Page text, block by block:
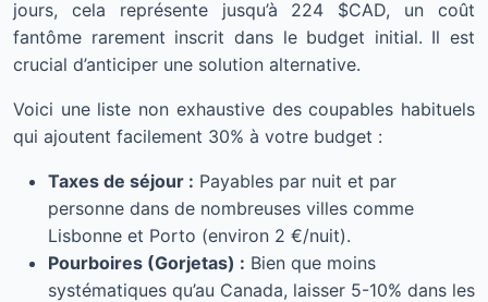
jours, cela représente jusqu’à 224 $CAD, un coût
fantôme rarement inscrit dans le budget initial. Il est
crucial d’anticiper une solution alternative.
Voici une liste non exhaustive des coupables habituels
qui ajoutent facilement 30% à votre budget :
Taxes de séjour : Payables par nuit et par
personne dans de nombreuses villes comme
Lisbonne et Porto (environ 2 €/nuit).
Pourboires (Gorjetas) : Bien que moins
systématiques qu’au Canada, laisser 5-10% dans les